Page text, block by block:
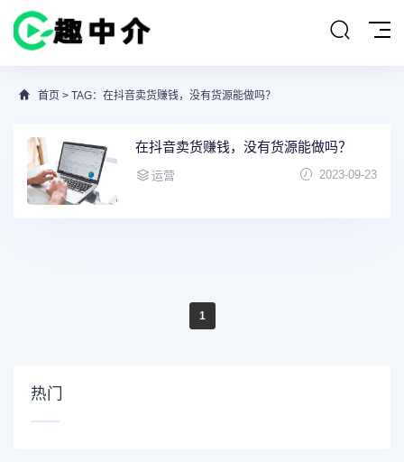
首页 > TAG：在抖音卖货赚钱，没有货源能做吗？
在抖音卖货赚钱，没有货源能做吗？
运营 2023-09-23
1
热门